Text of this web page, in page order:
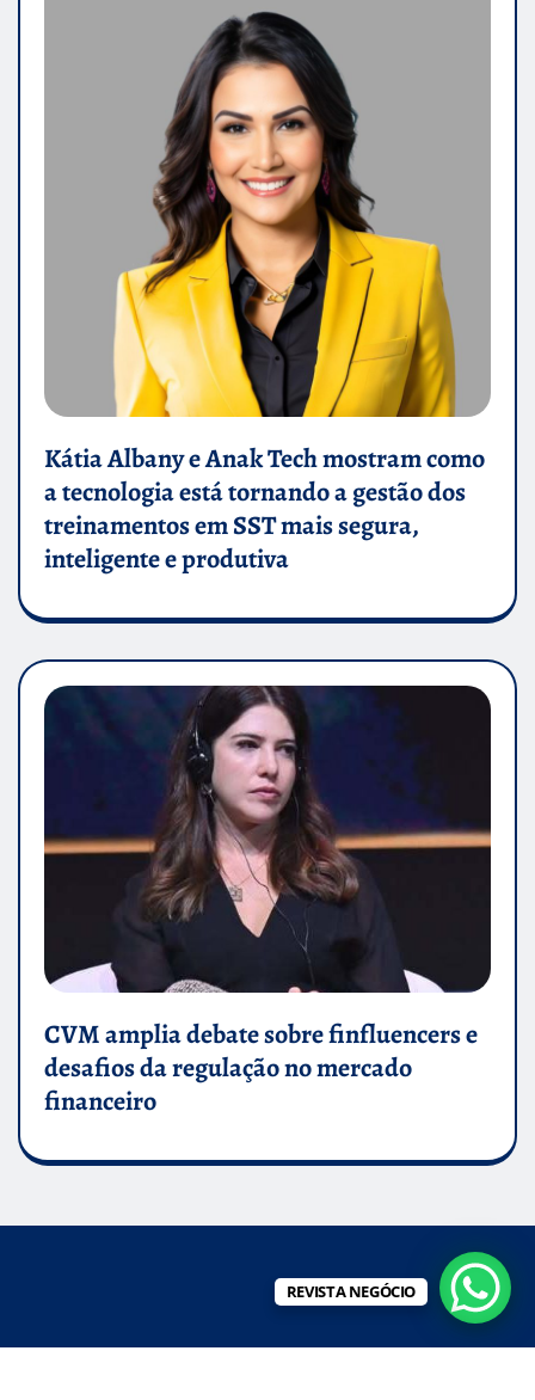
Kátia Albany e Anak Tech mostram como
a tecnologia está tornando a gestão dos
treinamentos em SST mais segura,
inteligente e produtiva
CVM amplia debate sobre finfluencers e
desafios da regulação no mercado
financeiro
REVISTA NEGÓCIO